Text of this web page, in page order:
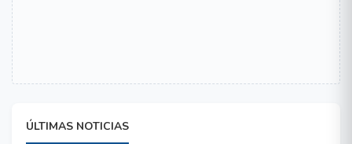
ÚLTIMAS NOTICIAS